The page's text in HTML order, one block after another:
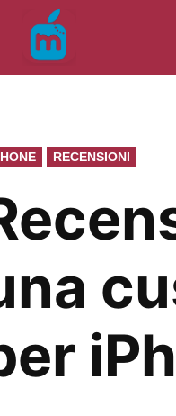
RECENSIONI